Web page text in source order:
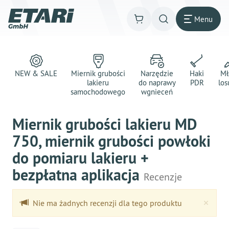
Menu
NEW & SALE
Miernik grubości
lakieru
samochodowego
Narzędzie
do naprawy
wgnieceń
Haki
PDR
Miernik grubości lakieru MD
750, miernik grubości powłoki
do pomiaru lakieru +
bezpłatna aplikacja Recenzje
×
Nie ma żadnych recenzji dla tego produktu